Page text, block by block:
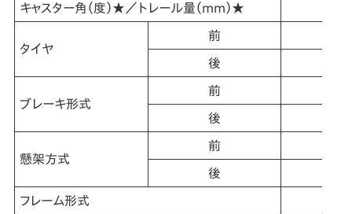
キャスター角（度）★／トレール量（mm）★
タイヤ
前
後
ブレーキ形式
前
後
懸架方式
前
後
フレーム形式